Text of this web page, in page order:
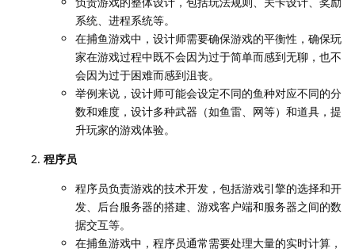
系统、进程系统等。
在捕鱼游戏中，设计师需要确保游戏的平衡性，确保玩
家在游戏过程中既不会因为过于简单而感到无聊，也不
会因为过于困难而感到沮丧。
举例来说，设计师可能会设定不同的鱼种对应不同的分
数和难度，设计多种武器（如鱼雷、网等）和道具，提
升玩家的游戏体验。
程序员
程序员负责游戏的技术开发，包括游戏引擎的选择和开
发、后台服务器的搭建、游戏客户端和服务器之间的数
据交互等。
在捕鱼游戏中，程序员通常需要处理大量的实时计算，